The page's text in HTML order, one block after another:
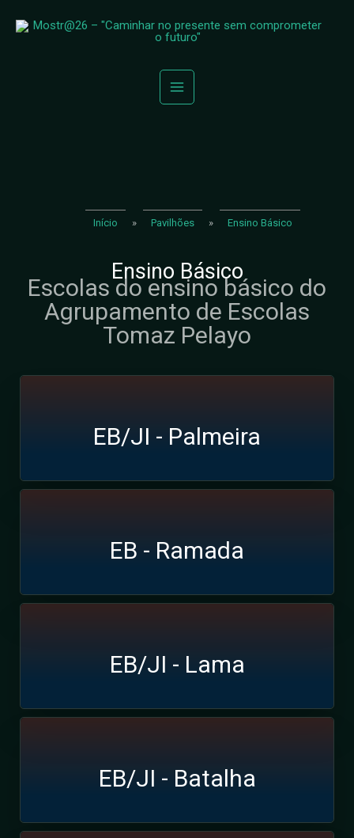
Início » Pavilhões » Ensino Básico
Ensino Básico
Escolas do ensino básico do
Agrupamento de Escolas
Tomaz Pelayo
EB/JI - Palmeira
EB - Ramada
EB/JI - Lama
EB/JI - Batalha